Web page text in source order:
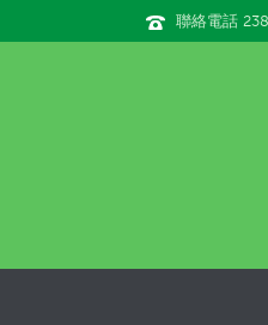
聯絡電話